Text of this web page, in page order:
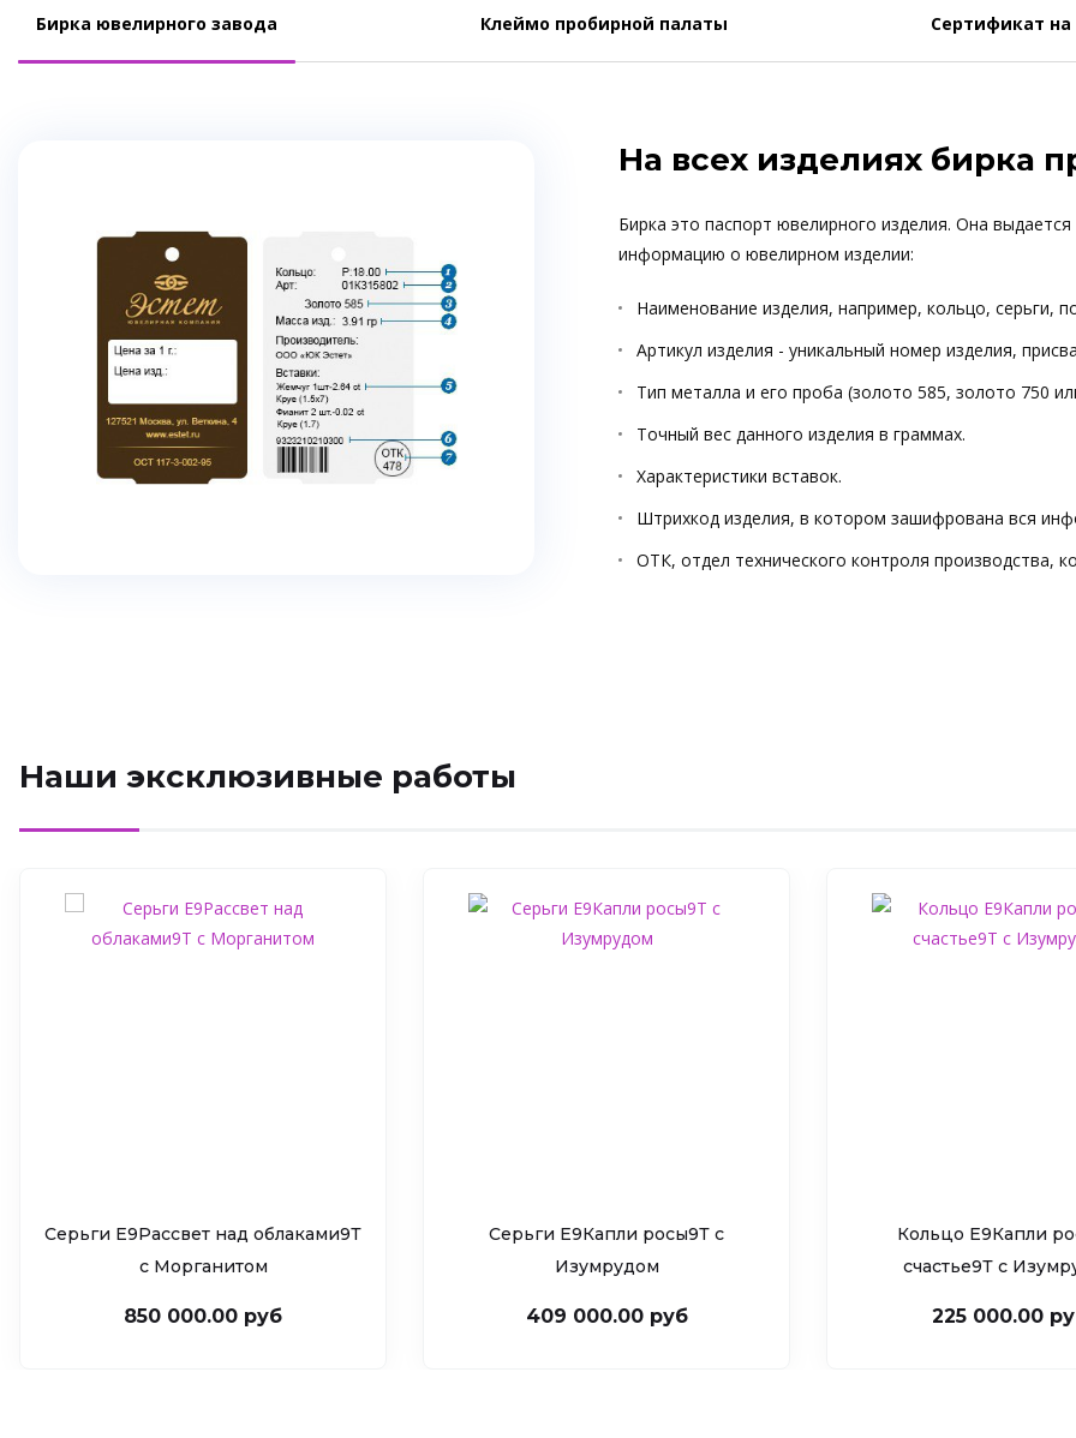
Бирка ювелирного завода Клеймо пробирной палаты Сертификат
На всех изделиях бирка
Бирка это паспорт ювелирного изделия. Она
информацию о ювелирном изделии:
Наименование изделия, например, кольцо, серьги,
Артикул изделия - уникальный номер изделия,
Тип металла и его проба (золото 585, золото 750
Точный вес данного изделия в граммах.
Характеристики вставок.
Штрихкод изделия, в котором зашифрована вся
ОТК, отдел технического контроля производства,
Наши эксклюзивные работы
Серьги Е9Рассвет над облаками9Т
c Морганитом
850 000.00 руб
Серьги Е9Капли росы9Т c
Изумрудом
409 000.00 руб
Кольцо Е9Капли
счастье9Т c
225 000.00